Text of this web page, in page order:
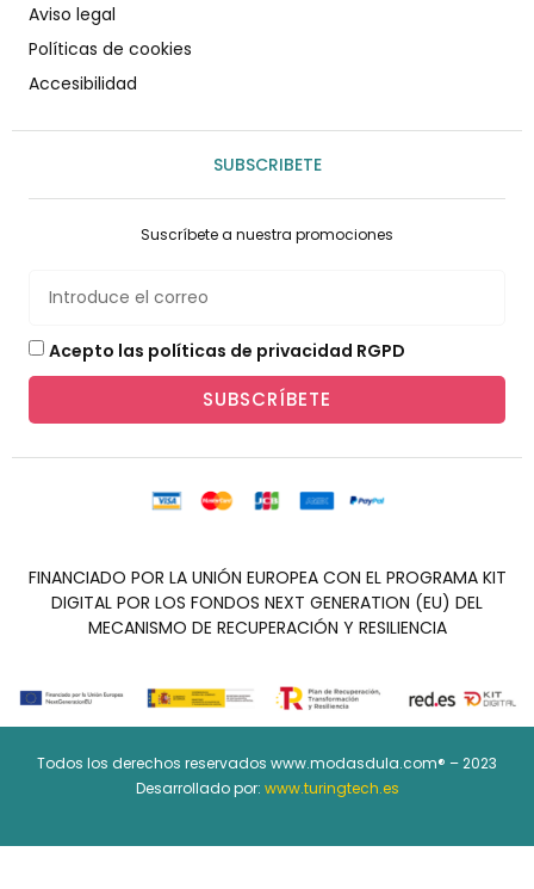
Aviso legal
Políticas de cookies
Accesibilidad
SUBSCRIBETE
Suscríbete a nuestra promociones
Acepto las políticas de privacidad RGPD
SUBSCRÍBETE
FINANCIADO POR LA UNIÓN EUROPEA CON EL PROGRAMA KIT
DIGITAL POR LOS FONDOS NEXT GENERATION (EU) DEL
MECANISMO DE RECUPERACIÓN Y RESILIENCIA
Todos los derechos reservados www.modasdula.com® – 2023
Desarrollado por: www.turingtech.es